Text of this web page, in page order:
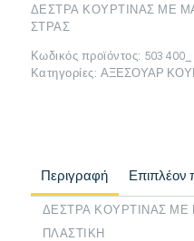
ΔΕΣΤΡΑ ΚΟΥΡΤΙΝΑΣ ΜΕ
ΣΤΡΑΣ
Κωδικός προϊόντος: 503 400_
Κατηγορίες: ΑΞΕΣΟΥΑΡ
Περιγραφή Επιπλέον
ΔΕΣΤΡΑ ΚΟΥΡΤΙΝΑΣ ΜΕ
ΠΛΑΣΤΙΚΗ